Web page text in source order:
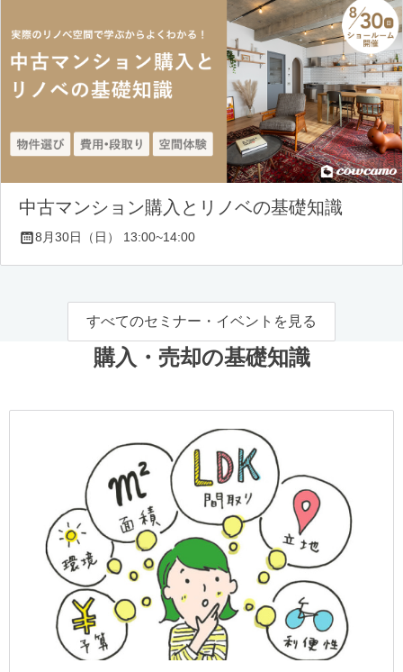
中古マンション購入とリノベの基礎知識
8月30日（日） 13:00~14:00
すべてのセミナー・イベントを見る
購入・売却の基礎知識